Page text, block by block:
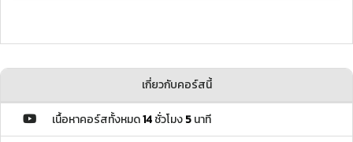
เกี่ยวกับคอร์สนี้
เนื้อหาคอร์สทั้งหมด14ชั่วโมง5นาที